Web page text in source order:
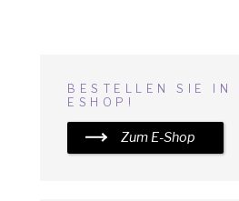
BESTELLEN SIE IN
ESHOP!
Zum E-Shop